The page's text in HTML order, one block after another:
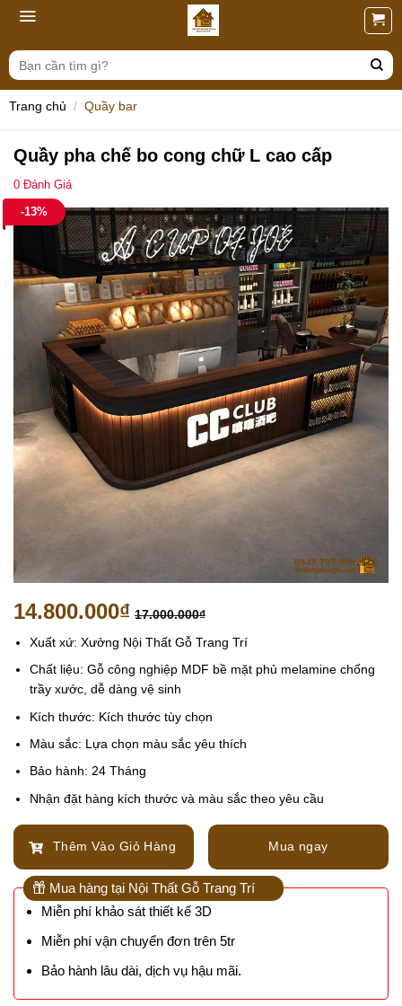
Skip
content
Tìm
kiếm:
Trang chủ / Quầy bar
Quầy pha chế bo cong chữ L cao cấp
0 Đánh Giá
-13%
14.800.000₫ 17.000.000₫
Xuất xứ: Xưởng Nội Thất Gỗ Trang Trí
Chất liệu: Gỗ công nghiệp MDF bề mặt phủ melamine chống
trầy xước, dễ dàng vệ sinh
Kích thước: Kích thước tùy chọn
Màu sắc: Lựa chọn màu sắc yêu thích
Bảo hành: 24 Tháng
Nhận đặt hàng kích thước và màu sắc theo yêu cầu
Thêm Vào Giỏ Hàng Mua ngay
Mua hàng tại Nội Thất Gỗ Trang Trí
Miễn phí khảo sát thiết kế 3D
Miễn phí vận chuyển đơn trên 5tr
Bảo hành lâu dài, dịch vụ hậu mãi.